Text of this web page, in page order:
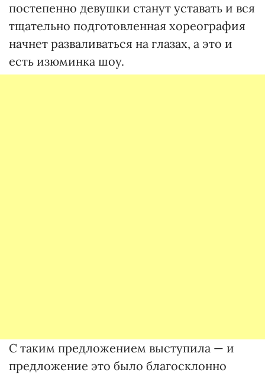
постепенно девушки станут уставать и вся
тщательно подготовленная хореография
начнет разваливаться на глазах, а это и
есть изюминка шоу.
С таким предложением выступила — и
предложение это было благосклонно